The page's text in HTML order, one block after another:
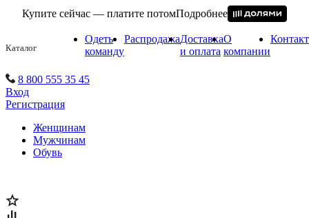
Купите сейчас — платите потомПодробнее
Каталог
Одеть
команду
РаспродажаДоставка
и оплата
О
компании
8 800 555 35 45
Вход
Регистрация
Женщинам
Мужчинам
Обувь